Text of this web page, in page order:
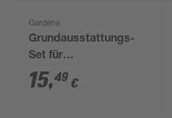
Gardena
Grundausstattungs-
Set für
Gartenschläuche und
Wasserhähne
15,49 €